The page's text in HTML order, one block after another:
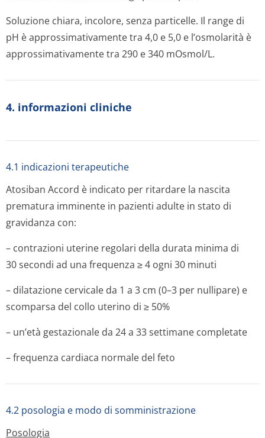
Soluzione chiara, incolore, senza particelle. Il range di
pH è approssimativamente tra 4,0 e 5,0 e l’osmolarità è
approssimativamente tra 290 e 340 mOsmol/L.
4. informazioni cliniche
4.1 indicazioni terapeutiche
Atosiban Accord è indicato per ritardare la nascita
prematura imminente in pazienti adulte in stato di
gravidanza con:
– contrazioni uterine regolari della durata minima di
30 secondi ad una frequenza ≥ 4 ogni 30 minuti
– dilatazione cervicale da 1 a 3 cm (0–3 per nullipare) e
scomparsa del collo uterino di ≥ 50%
– un’età gestazionale da 24 a 33 settimane completate
– frequenza cardiaca normale del feto
4.2 posologia e modo di somministrazione
Posologia